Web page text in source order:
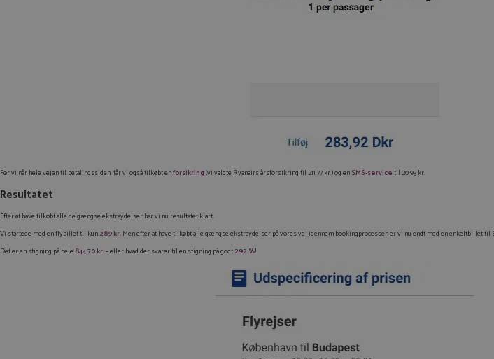
Før vi når hele vejen til betalingssiden, får vi også tilkøbt enforsikring(vi valgte Ryanairs årsforsikring til 211,77 kr.) og enSMS-servicetil 20,93 kr.
Resultatet
Efter at have tilkøbt alle de gængse ekstraydelser har vi nu resultatet klart.
Vi startede med en flybillet til kun289 kr.Men efter at have tilkøbt alle gængse ekstraydelser på vores vej igennem bookingprocessen er vi nu endt med en enkeltbillet til
Det er en stigning på hele844,70 kr.– eller hvad der svarer til en stigning på godt292 %!